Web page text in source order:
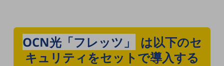
組織
OCN光「フレッツ」
は以下のセ
キュリティをセットで導入する